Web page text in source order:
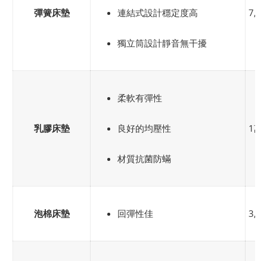
彈簧床墊 連結式設計穩定度高
獨立筒設計靜音無干擾
乳膠床墊
柔軟有彈性
良好的均壓性
材質抗菌防蟎
1萬
泡棉床墊 回彈性佳